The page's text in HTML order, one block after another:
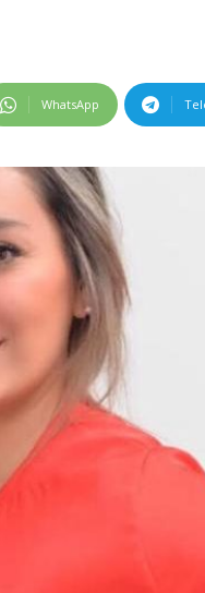
WhatsApp